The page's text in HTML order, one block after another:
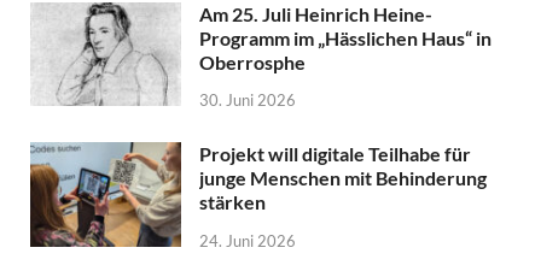
Am 25. Juli Heinrich Heine-
Programm im „Hässlichen Haus“ in
Oberrosphe
30. Juni 2026
Projekt will digitale Teilhabe für
junge Menschen mit Behinderung
stärken
24. Juni 2026